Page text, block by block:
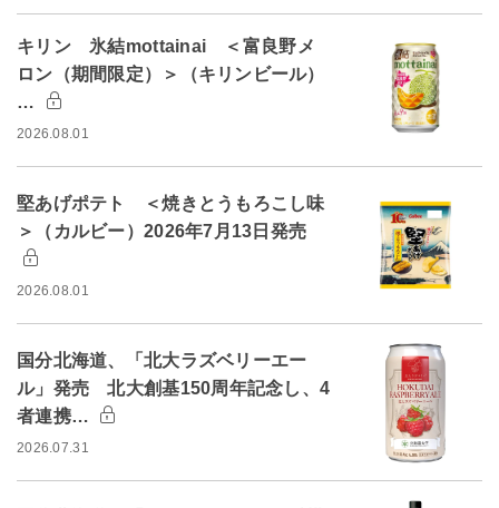
キリン 氷結mottainai ＜富良野メ
ロン（期間限定）＞（キリンビール）
…
2026.08.01
堅あげポテト ＜焼きとうもろこし味
＞（カルビー）2026年7月13日発売
2026.08.01
国分北海道、「北大ラズベリーエー
ル」発売 北大創基150周年記念し、4
者連携…
2026.07.31